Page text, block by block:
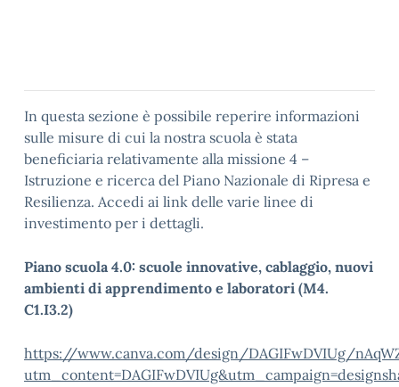
In questa sezione è possibile reperire informazioni
sulle misure di cui la nostra scuola è stata
beneficiaria relativamente alla missione 4 –
Istruzione e ricerca del Piano Nazionale di Ripresa e
Resilienza. Accedi ai link delle varie linee di
investimento per i dettagli.
Piano scuola 4.0: scuole innovative, cablaggio, nuovi
ambienti di apprendimento e laboratori (M4.
C1.I3.2)
https://www.canva.com/design/DAGIFwDVIUg/